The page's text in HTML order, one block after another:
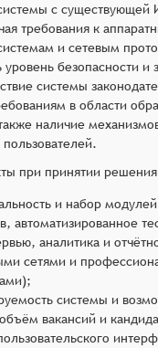
с существующей
требования к
и сетевым
уровень безопасности
системы
в области
наличие
при принятии
и набор
автоматизированное
аналитика и
сетями и
системы и
вакансий и